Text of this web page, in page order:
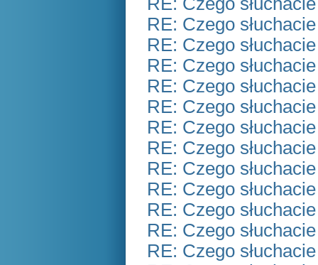
RE: Czego
RE: Czego
RE: Czego
RE: Czego
RE: Czego
RE: Czego
RE: Czego
RE: Czego
RE: Czego
RE: Czego
RE: Czego
RE: Czego